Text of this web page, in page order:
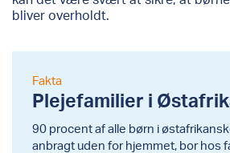
bliver overholdt.
Fakta
Plejefamilier i
90 procent af alle børn i
anbragt uden for hjemmet, bor hos